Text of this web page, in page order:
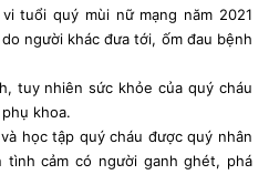
tuổi quý mùi nữ mạng năm 2021
người khác đưa tới, ốm đau bệnh
tuy nhiên sức khỏe của quý cháu
khoa.
học tập quý cháu được quý nhân
tình cảm có người ganh ghét, phá